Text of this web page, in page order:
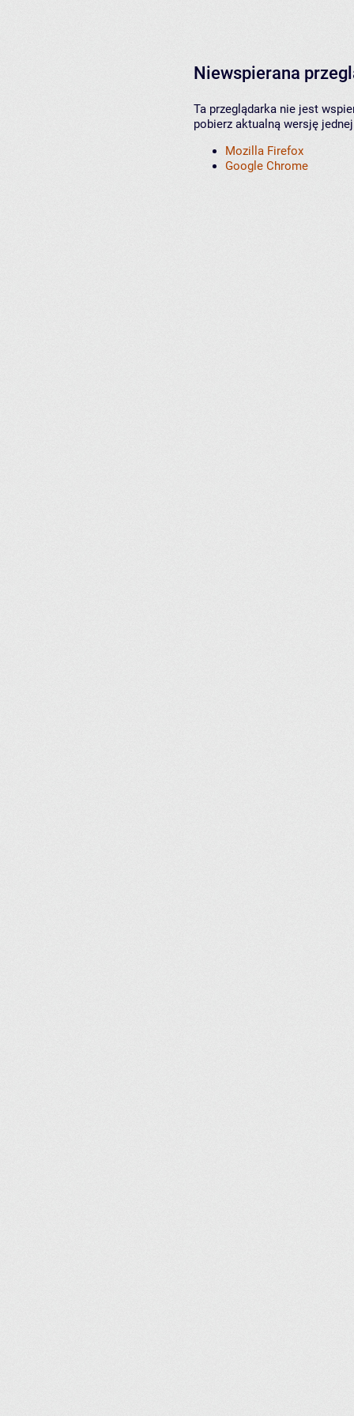
Niewspierana
Ta przeglądarka nie jest
pobierz aktualną wersję
Mozilla Firefox
Google Chrome